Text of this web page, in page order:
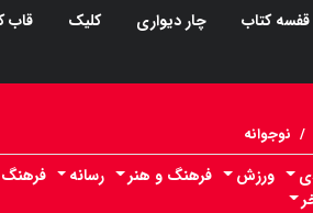
قفسه کتاب چار دیواری کلیک
قاب
/ نوجوانه
ورزش فرهنگ و هنر رسانه فرهنگ